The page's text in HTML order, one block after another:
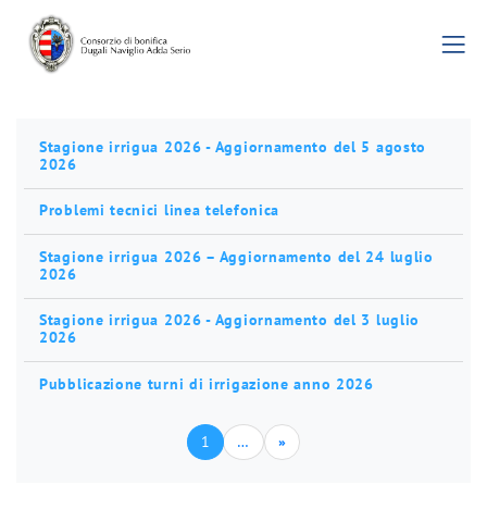
Stagione irrigua 2026 - Aggiornamento del 5 agosto
2026
Problemi tecnici linea telefonica
Stagione irrigua 2026 – Aggiornamento del 24 luglio
2026
Stagione irrigua 2026 - Aggiornamento del 3 luglio
2026
Pubblicazione turni di irrigazione anno 2026
1 … »